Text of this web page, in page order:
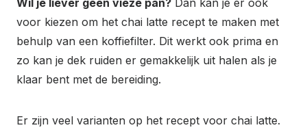
Wil je liever geen vieze pan? Dan kan je er ook
voor kiezen om het chai latte recept te maken met
behulp van een koffiefilter. Dit werkt ook prima en
zo kan je dek ruiden er gemakkelijk uit halen als je
klaar bent met de bereiding.
Er zijn veel varianten op het recept voor chai latte.